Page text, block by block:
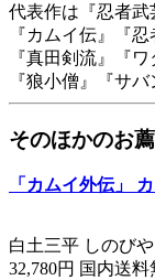
代表作は『忍者武
『カムイ伝』『忍
『真田剣流』『
『狼小僧』『サ
そのほかのお
「カムイ外伝」
白土三平 しのび
32,780円 国内送料